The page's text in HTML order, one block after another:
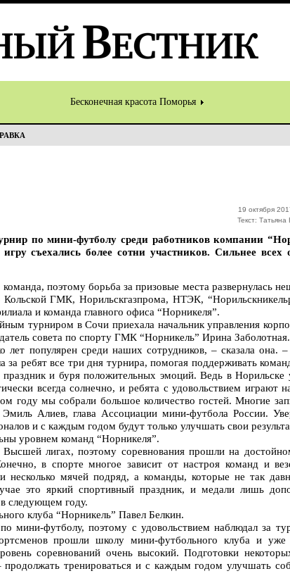
Бесконечная красота Поморья
19 октября
Текст:
по мини-футболу среди работников компании
съехались более сотни участников. Сильнее всех
поэтому борьба за призовые места развернулась
ГМК, Норильскгазпрома, НТЭК,
и команда главного офиса “Норникеля”.
турниром в Сочи приехала начальник управления
совета по спорту ГМК “Норникель” Ирина Заболотная.
популярен среди наших сотрудников, – сказала она.
ребят все три дня турнира, помогая поддерживать
и буря положительных эмоций. Ведь в Норильске
всегда солнечно, и ребята с удовольствием играют
году мы собрали большое количество гостей. Многие
Алиев, глава Ассоциации мини-футбола России.
и с каждым годом будут только улучшать свои
уровнем команд “Норникеля”.
лигах, поэтому соревнования прошли на
в спорте многое зависит от настроя команд и
несколько мячей подряд, а команды, которые не так
это яркий спортивный праздник, и медали лишь
следующем году.
клуба “Норникель” Павел Белкин.
мини-футболу, поэтому с удовольствием наблюдал за
прошли школу мини-футбольного клуба и уже
соревнований очень высокий. Подготовки
тренироваться и с каждым годом улучшать